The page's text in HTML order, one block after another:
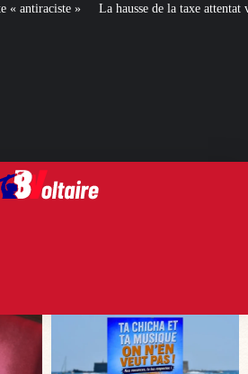
attentat va augmenter votre assurance en